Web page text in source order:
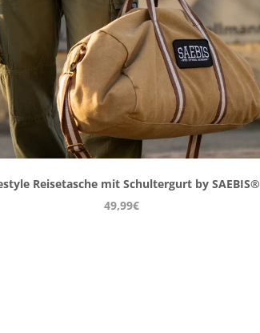
Reisetasche mit Schultergurt by SAEBIS®
49,99€